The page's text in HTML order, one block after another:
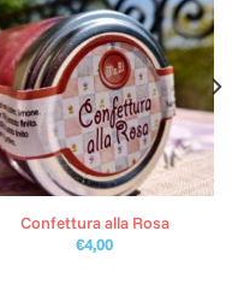
Confettura alla Rosa
€4,00